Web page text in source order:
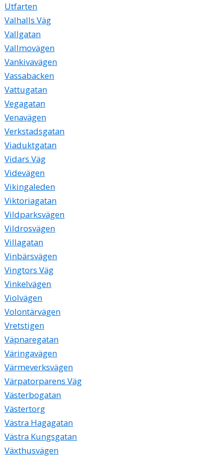
Utfarten
Valhalls Väg
Vallgatan
Vallmovägen
Vankivavägen
Vassabacken
Vattugatan
Vegagatan
Venavägen
Verkstadsgatan
Viaduktgatan
Vidars Väg
Videvägen
Vikingaleden
Viktoriagatan
Vildparksvägen
Vildrosvägen
Villagatan
Vinbärsvägen
Vingtors Väg
Vinkelvägen
Violvägen
Volontärvägen
Vretstigen
Väpnaregatan
Väringavägen
Värmeverksvägen
Värpatorparens Väg
Västerbogatan
Västertorg
Västra Hagagatan
Västra Kungsgatan
Växthusvägen